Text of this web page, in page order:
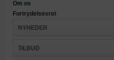
Om os
Fortrydelsesret
NYHEDER
TILBUD